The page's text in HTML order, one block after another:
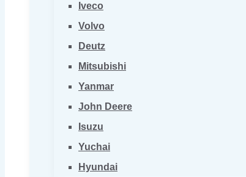
Iveco
Volvo
Deutz
Mitsubishi
Yanmar
John Deere
Isuzu
Yuchai
Hyundai